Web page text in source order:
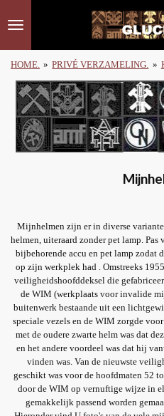
direct
hoofdinhoud
HOME. » PRIVÉ VERZAMELING. »
Mijnhelmen zijn er in diverse
helmen, uiteraard zonder pet lamp.
bijbehorende accu en pet lamp
op zijn werkplek had . Omstreeks
veiligheidshoofddeksel die
de WIM (werkplaats voor invalide
buitenwerk bestaande uit een
speciale vezels en de WIM zorgde
met de oudere zwarte helm was dat
en het andere voordeel was dat hij
vinden was. Van de nieuwste
geschikt was voor de hoofdmaten 52
door de WIM op vernuftige wijze in
gemakkelijk passend worden